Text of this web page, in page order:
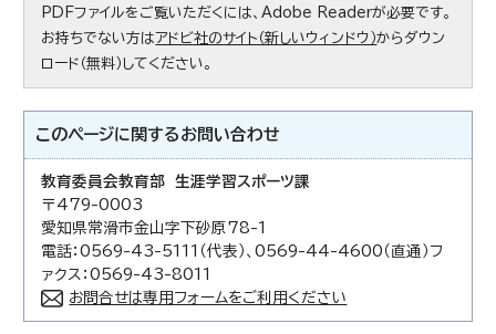
PDFファイルをご覧いただくには、Adobe Readerが必要です。
お持ちでない方は アドビ社のサイト（新しいウィンドウ）からダウン
ロード（無料）してください。
このページに関する お問い合わせ
教育委員会教育部 生涯学習スポーツ課
〒479-0003
愛知県常滑市金山字下砂原78-1
電話：0569-43-5111（代表）、0569-44-4600（直通）フ
ァクス：0569-43-8011
お問合せは専用フォームをご利用ください